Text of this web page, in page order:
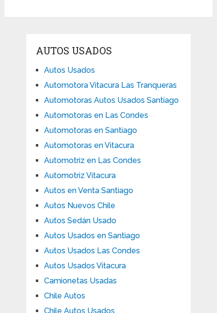
AUTOS USADOS
Autos Usados
Automotora Vitacura Las Tranqueras
Automotoras Autos Usados Santiago
Automotoras en Las Condes
Automotoras en Santiago
Automotoras en Vitacura
Automotriz en Las Condes
Automotriz Vitacura
Autos en Venta Santiago
Autos Nuevos Chile
Autos Sedán Usado
Autos Usados en Santiago
Autos Usados Las Condes
Autos Usados Vitacura
Camionetas Usadas
Chile Autos
Chile Autos Usados